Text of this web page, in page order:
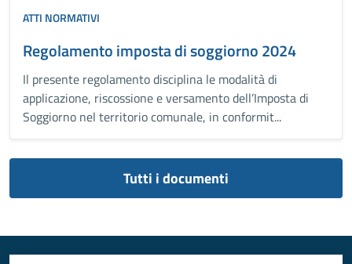
ATTI NORMATIVI
Regolamento imposta di soggiorno 2024
Il presente regolamento disciplina le modalità di
applicazione, riscossione e versamento dell’Imposta di
Soggiorno nel territorio comunale, in conformit...
Tutti i documenti